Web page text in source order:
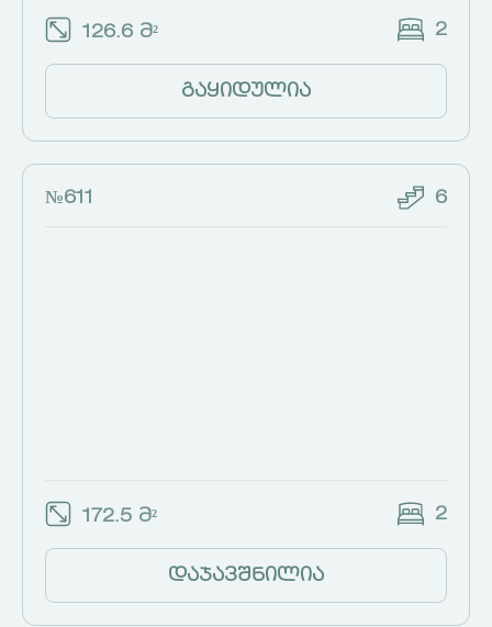
126.6 მ² 2
გაყიდულია
№611 6
172.5 მ² 2
დაჯავშნილია